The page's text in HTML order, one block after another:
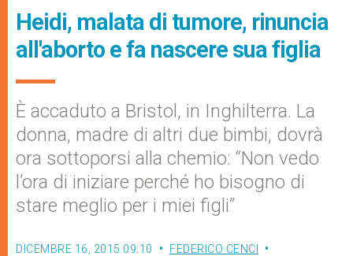
Heidi, malata di tumore, rinuncia
all'aborto e fa nascere sua figlia
È accaduto a Bristol, in Inghilterra. La
donna, madre di altri due bimbi, dovrà
ora sottoporsi alla chemio: “Non vedo
l’ora di iniziare perché ho bisogno di
stare meglio per i miei figli”
DICEMBRE 16, 2015 09:10
FEDERICO CENCI